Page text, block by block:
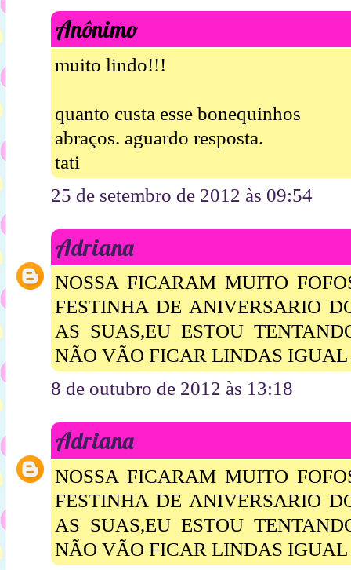
Anônimo
muito lindo!!!
quanto custa esse bonequinhos
abraços. aguardo resposta.
tati
25 de setembro de 2012 às 09:54
Adriana
NOSSA FICARAM MUITO
FESTINHA DE ANIVERSARIO
AS SUAS,EU ESTOU
NÃO VÃO FICAR LINDAS IGUAL
8 de outubro de 2012 às 13:18
Adriana
NOSSA FICARAM MUITO
FESTINHA DE ANIVERSARIO
AS SUAS,EU ESTOU
NÃO VÃO FICAR LINDAS IGUAL